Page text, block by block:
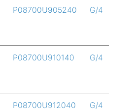
P08700U905240 G/4
P08700U910140 G/4
P08700U912040 G/4